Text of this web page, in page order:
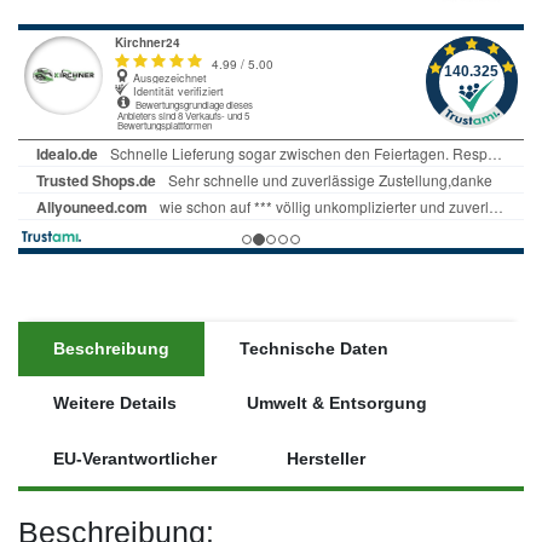
Beschreibung Technische Daten
Weitere Details Umwelt & Entsorgung
EU-Verantwortlicher Hersteller
Beschreibung: